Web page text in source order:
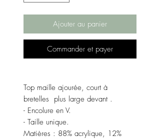
Ajouter au panier
Commander et payer
Top maille ajourée, court à
bretelles plus large devant .
- Encolure en V.
- Taille unique.
Matières : 88% acrylique, 12%